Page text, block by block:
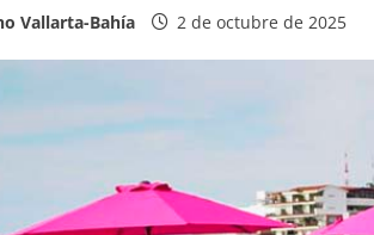
Vallarta-Bahía 2 de octubre de 2025